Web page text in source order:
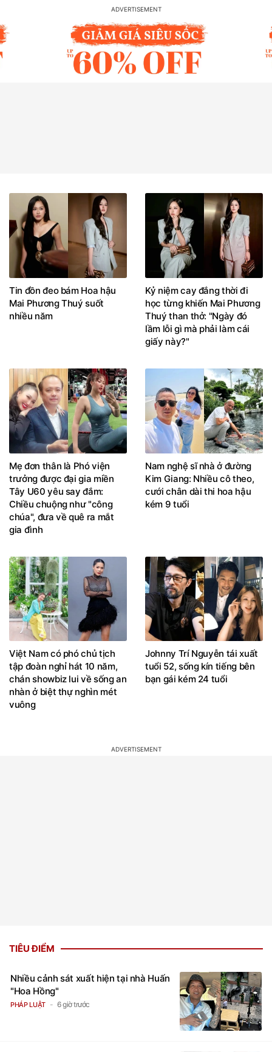
Tin đồn đeo bám Hoa hậu
Mai Phương Thuý suốt
nhiều năm
Kỷ niệm cay đắng thời đi
học từng khiến Mai Phương
Thuý than thở: "Ngày đó
lầm lỗi gì mà phải làm cái
giấy này?"
Mẹ đơn thân là Phó viện
trưởng được đại gia miền
Tây U60 yêu say đắm:
Chiều chuộng như "công
chúa", đưa về quê ra mắt
gia đình
Nam nghệ sĩ nhà ở đường
Kim Giang: Nhiều cô theo,
cưới chân dài thi hoa hậu
kém 9 tuổi
Việt Nam có phó chủ tịch
tập đoàn nghỉ hát 10 năm,
chán showbiz lui về sống an
nhàn ở biệt thự nghìn mét
vuông
Johnny Trí Nguyễn tái xuất
tuổi 52, sống kín tiếng bên
bạn gái kém 24 tuổi
TIÊU ĐIỂM
Nhiều cảnh sát xuất hiện tại nhà Huấn
"Hoa Hồng"
PHÁP LUẬT 6 giờ trước